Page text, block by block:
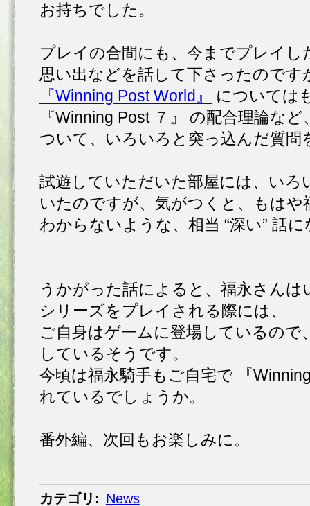
お持ちでした。
プレイの合間にも、今までプレイ
思い出などを話して下さったのです
『Winning Post World』
については
『Winning Post ７』 の配合理論な
ついて、いろいろと突っ込んだ質問
試遊していただいた部屋には、いろ
いたのですが、気がつくと、もはや
わからないような、相当 “深い” 話
うかがった話によると、福永さんは
シリーズをプレイされる際には、
ご自身はゲームに登場しているので
しているそうです。
今頃は福永騎手もご自宅で 『
れているでしょうか。
番外編、次回もお楽しみに。
カテゴリ : News